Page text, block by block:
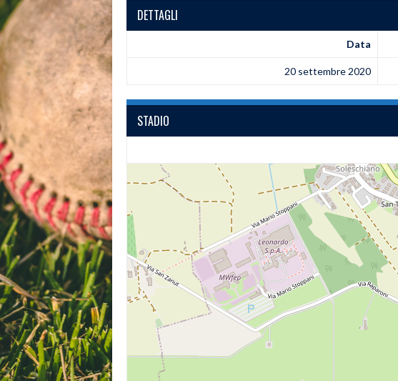
DETTAGLI
Data
20 settembre 2020
STADIO